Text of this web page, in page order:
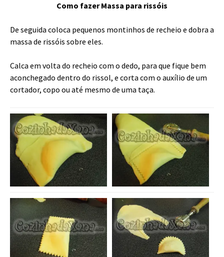
Como fazer Massa para rissóis
De seguida coloca pequenos montinhos de recheio e dobra a
massa de rissóis sobre eles.
Calca em volta do recheio com o dedo, para que fique bem
aconchegado dentro do rissol, e corta com o auxílio de um
cortador, copo ou até mesmo de uma taça.